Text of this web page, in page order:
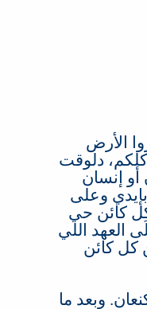
الأرض
دلوقت
أو إنسان
وعلى
كائن حي
العهد اللي
كل كائن
. وبعد ما